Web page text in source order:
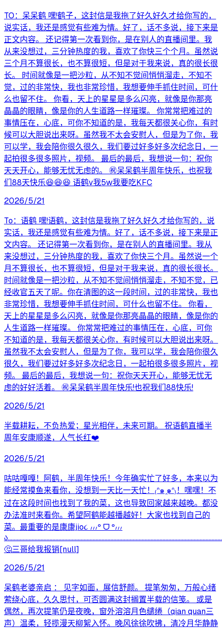
TO：呆呆鹤 嘿!鹤子，这封信是我拖了好久好久才给你写的，
说实话，我还是感觉有些难为情。好了，话不多说，接下来是
正文内容。 还记得第一次看到你，是在别人的直播间里。我
从来没想过，三分钟热度的我，喜欢了你快三个个月。虽然说
三个月不算很长，也不算很短，但是对于我来说，真的很长很
长。 时间就像是一把沙粒，从不知不觉间悄悄溜走，不知不
觉，过的非常快，我也非常珍惜，我想要伸手抓住时间，可什
么也留不住。 你看，天上的星星是多么闪亮，就像是你那亮
晶晶的眼睛，像是你的人生道路一样璀璨。 你常常把难过的
事情压在，心底，可你不知道的是，我每天都很关心你，有时
候可以大胆说出来呀。虽然我不太会安慰人，但是为了你，我
可以学，我会陪你很久很久，我们要过好多好多次纪念日，一
起拍很多很多照片，视频。 最后的最后，我想说一句：祝你
天天开心，能够无忧无虑的。 ㊗️呆呆鹤半周年快乐，也祝我
们88天快乐😆😆😆 语鹤v我5w我要吃KFC
2026/5/21
To：语鹤 嘿!语鹤，这封信是我拖了好久好久才给你写的，说
实话，我还是感觉有些难为情。好了，话不多说，接下来是正
文内容。 还记得第一次看到你，是在别人的直播间里。我从
来没想过，三分钟热度的我，喜欢了你快三个月。虽然说一个
月不算很长，也不算很短，但是对于我来说，真的很长很长。
时间就像是一把沙粒，从不知不觉间悄悄溜走，不知不觉，已
经收官五天了呢。你在清图的这一段时间，过的非常快，我也
非常珍惜，我想要伸手抓住时间，可什么也留不住。 你看，
天上的星星是多么闪亮，就像是你那亮晶晶的眼睛，像是你的
人生道路一样璀璨。 你常常把难过的事情压在，心底，可你
不知道的是，我每天都很关心你，有时候可以大胆说出来呀。
虽然我不太会安慰人，但是为了你，我可以学，我会陪你很久
很久，我们要过好多好多次纪念日，一起拍很多很多照片，视
频。 最后的最后，我想说一句：祝你天天开心，能够无忧无
虑的好好活着。 ㊗️呆呆鹤半周年快乐!也祝我们88快乐!
2026/5/21
半载耕耘，不负热爱；星光相伴，未来可期。 祝语鹤直播半
周年安康顺遂，人气长红❤️
2026/5/21
咕咕嘎嘎！阿鹤，半周年快乐！今年确实忙了好多，本来以为
能经常摸鱼来看你，没想到一天比一天忙！₍ᐢ๑ ̯๑ᐢ₎！嘿嘿！不
过在这段时间也找到了我的菜，这也导致回家越来越晚。都没
办法准时来看你。希望阿鹤能越播越好！大家也找到自己的
菜。最重要的是康康jio૮ ៸៸៸º ᗜ º៸៸៸
🤔三哥给我报销[null]
2026/5/21
呆鹤老婆亲启 ： 见字如面，展信舒颜。 提笔匆匆，万般心绪
萦绕心底，久久思忖，可否圆满这封搁置半载的信笺。 或是
偶然，再次提笔仍是夜晚，窗外溶溶月色缱绻（qian quan三
声）温柔，轻揽漫天柳絮入怀。晚风徐徐吹拂，清冷月华静静